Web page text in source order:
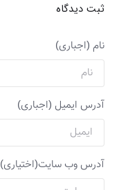
ثبت دیدگاه
نام (اجباری)
آدرس ایمیل (اجباری)
آدرس وب سایت(اختیاری)